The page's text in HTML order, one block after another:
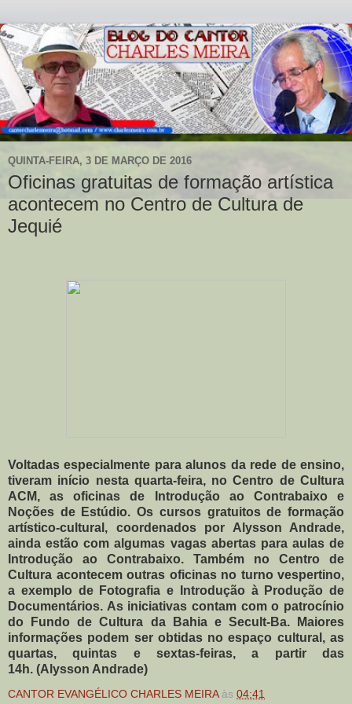
QUINTA-FEIRA, 3 DE MARÇO DE 2016
Oficinas gratuitas de formação artística
acontecem no Centro de Cultura de
Jequié
Voltadas especialmente para alunos da rede de ensino,
tiveram início nesta quarta-feira, no Centro de Cultura
ACM, as oficinas de Introdução ao Contrabaixo e
Noções de Estúdio. Os cursos gratuitos de formação
artístico-cultural, coordenados por Alysson Andrade,
ainda estão com algumas vagas abertas para aulas de
Introdução ao Contrabaixo. Também no Centro de
Cultura acontecem outras oficinas no turno vespertino,
a exemplo de Fotografia e Introdução à Produção de
Documentários. As iniciativas contam com o patrocínio
do Fundo de Cultura da Bahia e Secult-Ba. Maiores
informações podem ser obtidas no espaço cultural, as
quartas, quintas e sextas-feiras, a partir das
14h. (Alysson Andrade)
CANTOR EVANGÉLICO CHARLES MEIRA às 04:41